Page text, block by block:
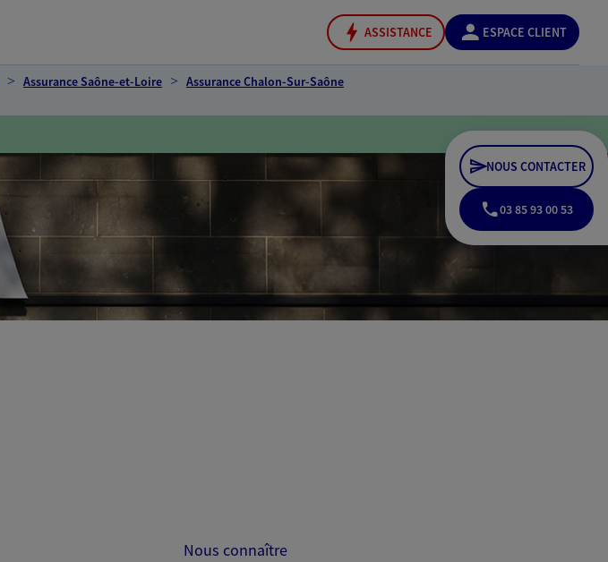
ASSISTANCE ESPACE CLIENT
Assurance Saône-et-Loire
Assurance Chalon-Sur-Saône
NOUS CONTACTER
03 85 93 00 53
Nous connaître